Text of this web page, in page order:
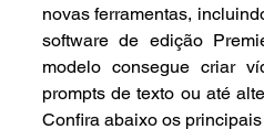
novas ferramentas,
software de edição
modelo consegue criar
prompts de texto ou até
Confira abaixo os